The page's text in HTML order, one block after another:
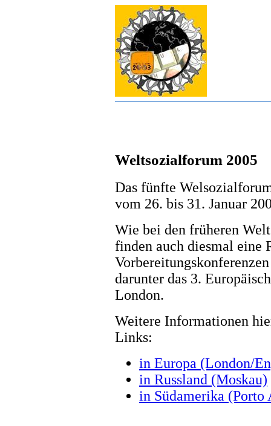
Weltsozialforum 2005
Das fünfte
vom 26. bis 31. Januar
Wie bei den früheren
finden auch diesmal eine
darunter das 3.
London.
Weitere Informationen
Links:
in Europa (London/
in Russland (Moskau)
in Südamerika